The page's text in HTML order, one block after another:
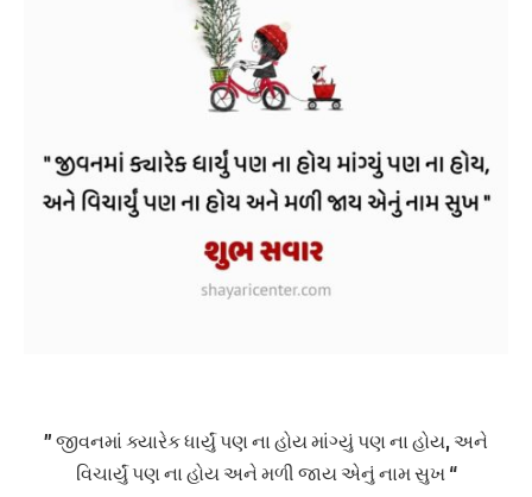
” જીવનમાં ક્યારેક ધાર્યું પણ ના હોય માંગ્યું પણ ના હોય, અને
વિચાર્યું પણ ના હોય અને મળી જાય એનું નામ સુખ “